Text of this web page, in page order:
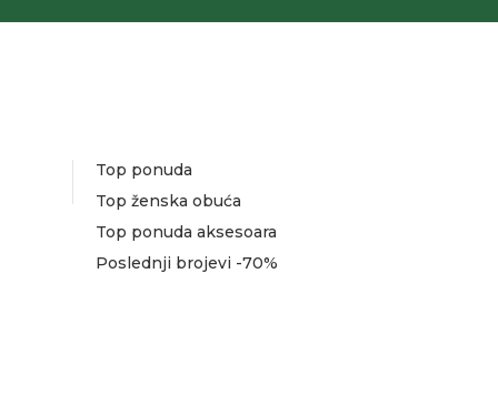
Top ponuda
Top ženska obuća
Top ponuda aksesoara
Poslednji brojevi -70%